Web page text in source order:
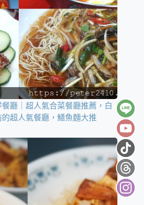
廳｜超人氣合菜餐廳推薦，白
超人氣餐廳，鱔魚麵大推